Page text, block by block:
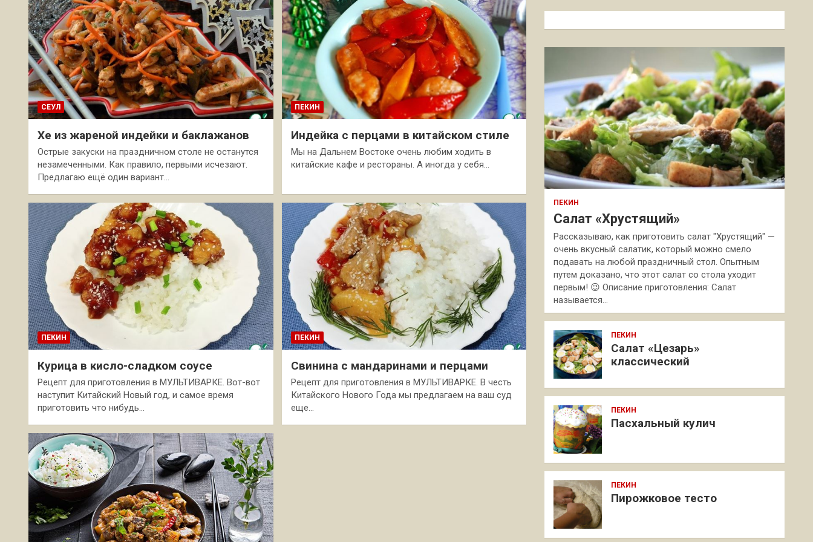
СЕУЛ
Хе из жареной индейки и баклажанов
Острые закуски на праздничном столе не останутся
незамеченными. Как правило, первыми исчезают.
Предлагаю ещё один вариант…
ПЕКИН
Индейка с перцами в китайском стиле
Мы на Дальнем Востоке очень любим ходить в
китайские кафе и рестораны. А иногда у себя…
ПЕКИН
Курица в кисло-сладком соусе
Рецепт для приготовления в МУЛЬТИВАРКЕ. Вот-вот
наступит Китайский Новый год, и самое время
приготовить что нибудь…
ПЕКИН
Свинина с мандаринами и перцами
Рецепт для приготовления в МУЛЬТИВАРКЕ. В честь
Китайского Нового Года мы предлагаем на ваш суд
еще…
к
ПЕКИН
Салат «Хрустящий»
Рассказываю, как приготовить салат "Хрустящий" —
очень вкусный салатик, который можно смело
подавать на любой праздничный стол. Опытным
путем доказано, что этот салат со стола уходит
первым! 😉 Описание приготовления: Салат
называется…
ПЕКИН
Салат «Цезарь»
классический
ПЕКИН
Пасхальный кулич
ПЕКИН
Пирожковое тесто